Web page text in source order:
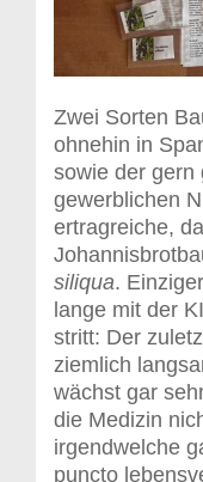
Zwei Sorten
ohnehin in
sowie der gern
gewerblichen
ertragreiche,
siliqua.
lange mit der
stritt: Der
ziemlich
wächst gar
die Medizin
irgendwelche
puncto